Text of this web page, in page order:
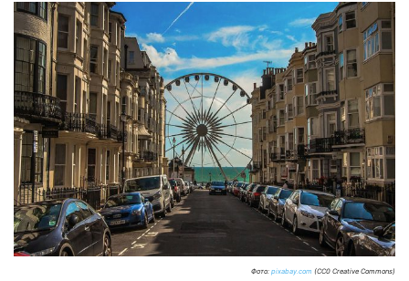
Фото: pixabay.com (CC0 Creative Commons)